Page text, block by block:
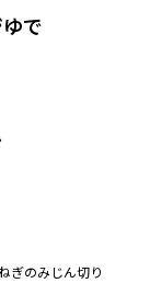
で
ぎのみじん切り